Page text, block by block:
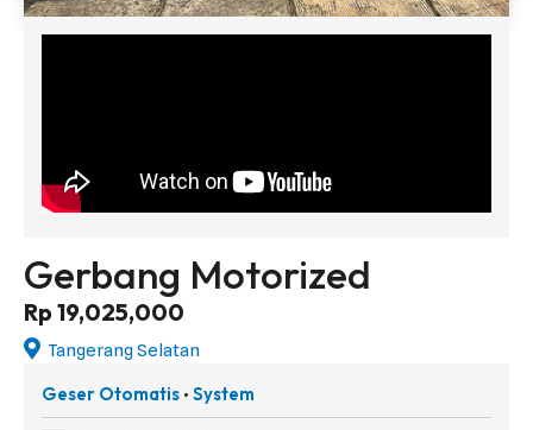
Gerbang Motorized
Rp 19,025,000
Tangerang Selatan
Geser Otomatis • System